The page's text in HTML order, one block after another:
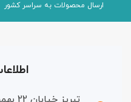
ارسال محصولات به سراسر کشور